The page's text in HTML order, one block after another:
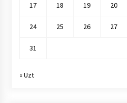
17 18 19 20
24 25 26 27
31
« Uzt